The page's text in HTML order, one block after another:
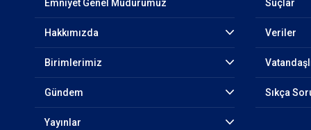
Emniyet Genel Müdürümüz
Hakkımızda
Birimlerimiz
Gündem
Yayınlar
Suçlar
Veriler
Sıkça